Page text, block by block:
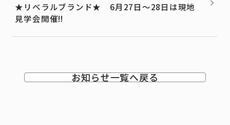
★リベラルブランド★ 6月27日～28日は現地
見学会開催!!
お知らせ一覧へ戻る